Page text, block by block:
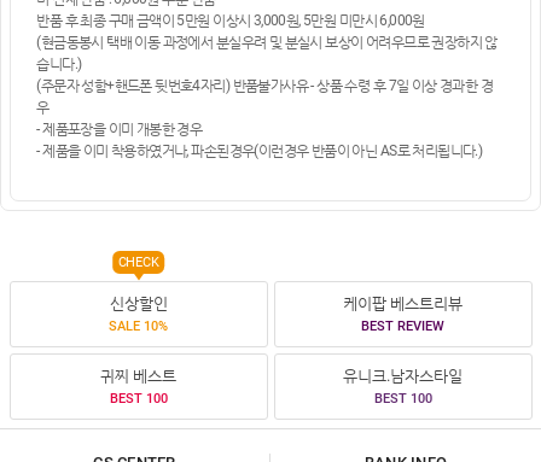
반품 후 최종 구매 금액이 5만원 이상시 3,000원, 5만원 미만시 6,000원
(현금동봉시 택배 이동 과정에서 분실우려 및 분실시 보상이 어려우므로 권장하지 않
습니다.)
(주문자 성함+핸드폰 뒷번호4자리) 반품불가사유 - 상품 수령 후 7일 이상 경과한 경
우
- 제품포장을 이미 개봉한 경우
- 제품을 이미 착용하였거나, 파손된경우(이런경우 반품이 아닌 AS로 처리됩니다.)
신상할인
SALE 10%
CHECK
케이팝 베스트리뷰
BEST REVIEW
귀찌 베스트
BEST 100
유니크.남자스타일
BEST 100